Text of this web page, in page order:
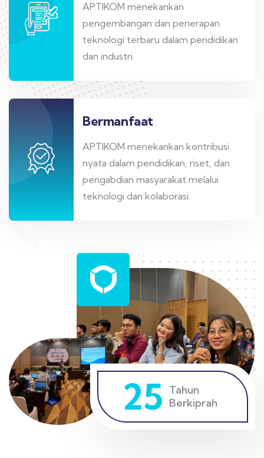
APTIKOM menekankan
pengembangan dan penerapan
teknologi terbaru dalam pendidikan
dan industri.
Bermanfaat
APTIKOM menekankan kontribusi
nyata dalam pendidikan, riset, dan
pengabdian masyarakat melalui
teknologi dan kolaborasi.
25 Tahun
Berkiprah